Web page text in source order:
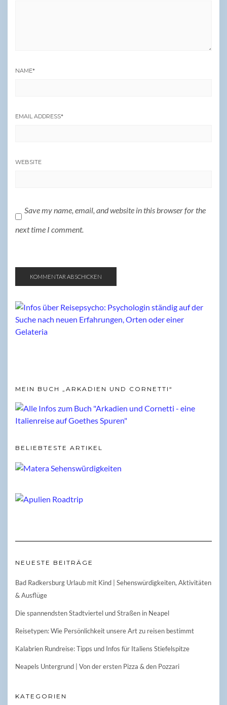
NAME*
EMAIL ADDRESS*
WEBSITE
Save my name, email, and website in this browser for the
next time I comment.
MEIN BUCH „ARKADIEN UND CORNETTI“
BELIEBTESTE ARTIKEL
NEUESTE BEITRÄGE
Bad Radkersburg Urlaub mit Kind | Sehenswürdigkeiten, Aktivitäten
& Ausflüge
Die spannendsten Stadtviertel und Straßen in Neapel
Reisetypen: Wie Persönlichkeit unsere Art zu reisen bestimmt
Kalabrien Rundreise: Tipps und Infos für Italiens Stiefelspitze
Neapels Untergrund | Von der ersten Pizza & den Pozzari
KATEGORIEN